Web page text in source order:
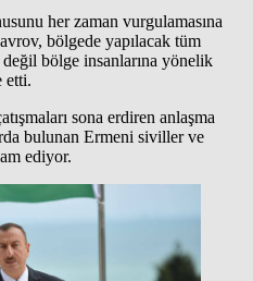
her zaman vurgulamasına
bölgede yapılacak tüm
değil bölge insanlarına yönelik
etti.
sona erdiren anlaşma
bulunan Ermeni siviller ve
ediyor.